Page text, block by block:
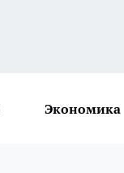
Экономика